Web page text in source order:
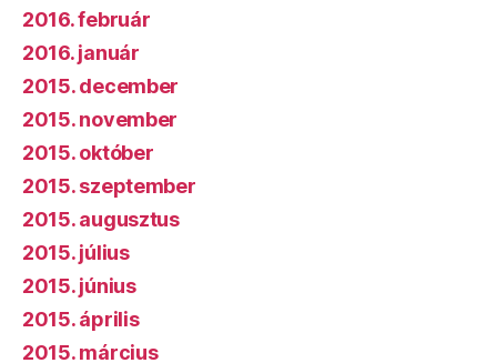
2016. február
2016. január
2015. december
2015. november
2015. október
2015. szeptember
2015. augusztus
2015. július
2015. június
2015. április
2015. március